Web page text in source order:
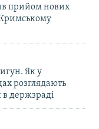
прийом нових
Як у
розглядають
держзраді